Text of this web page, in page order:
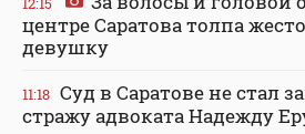
центре Саратова толпа
девушку
11:18 Суд в Саратове не стал
стражу адвоката Надежду